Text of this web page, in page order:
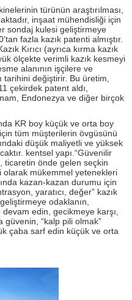
türünün araştırılması,
inşaat mühendisliği için
sondaj kulesi geliştirmeye
fazla kazık patenti almıştır.
Kırıcı (ayrıca kırma kazık
ölçekte verimli kazık kesmeyi
alanının işçilere ve
tarihini değiştirir. Bu üretim,
çekirdek patent aldı,
Endonezya ve diğer birçok
KR boy küçük ve orta boy
tüm müşterilerin övgüsünü
düşük maliyetli ve yüksek
kentsel yapı.“Güvenilir
ticaretin önde gelen seçkin
olarak mükemmel yetenekleri
kazan-kazan durumu için
yaratıcı, değer” kazık
odaklanın,
devam edin, gecikmeye karşı,
güvenin, “kalp pili olmak”
çaba sarf edin küçük ve orta